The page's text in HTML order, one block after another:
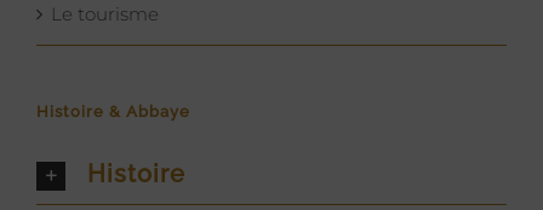
Le tourisme
Histoire & Abbaye
Histoire